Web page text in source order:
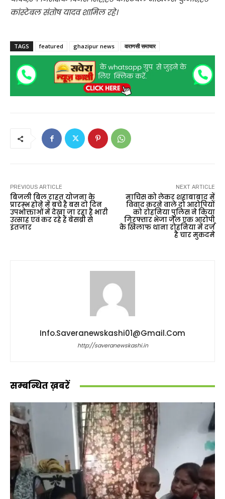
कांस्टेबल संतोष यादव शामिल रहे।
TAGS featured ghazipur news वाराणसी समाचार
PREVIOUS ARTICLE
बिजली बिल राहत योजना के
प्रारम्भ होने में बचे है बस दो दिन
उपभोक्ताओं में देखा जा रहा है भारी
उत्साह एवं कर रहे हैं बेसब्री से
इंतजार
NEXT ARTICLE
माचिस को लेकर शहाबाबाद में
विवाद करने वाले दो आरोपियों
को रोहनिया पुलिस ने किया
गिरफ्तार भेजा जेल एक आरोपी
के खिलाफ थाना रोहनिया में दर्ज
है चार मुकदमे
Info.saveranewskashi01@gmail.com
http://saveranewskashi.in
सम्बन्धित ख़बरें